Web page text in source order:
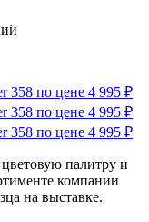
палитру и
компании
на выставке.